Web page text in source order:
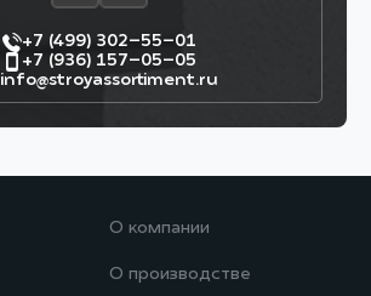
+7 (499) 302–55–01
+7 (936) 157–05–05
info@stroyassortiment.ru
О компании
О производстве